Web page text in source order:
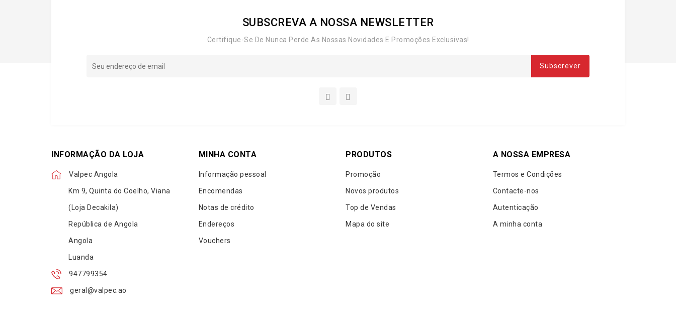
SUBSCREVA A NOSSA NEWSLETTER
Certifique-Se De Nunca Perde As Nossas Novidades E Promoções Exclusivas!
INFORMAÇÃO DA LOJA
Valpec Angola
Km 9, Quinta do Coelho, Viana
(Loja Decakila)
República de Angola
Angola
Luanda
947799354
geral@valpec.ao
MINHA CONTA
Informação pessoal
Encomendas
Notas de crédito
Endereços
Vouchers
PRODUTOS
Promoção
Novos produtos
Top de Vendas
Mapa do site
A NOSSA EMPRESA
Termos e Condições
Contacte-nos
Autenticação
A minha conta